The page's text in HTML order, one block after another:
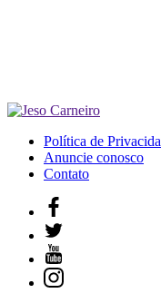
Política de
Anuncie conosco
Contato